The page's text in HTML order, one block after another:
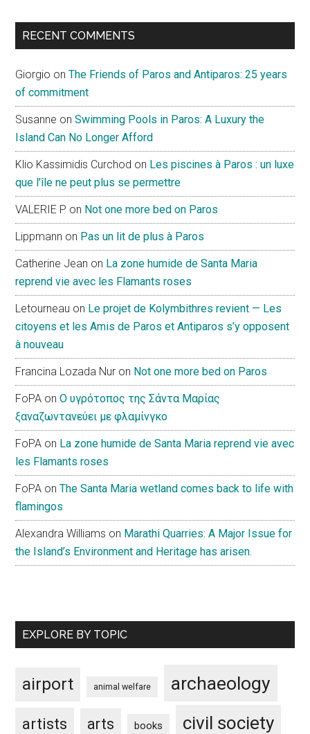
RECENT COMMENTS
Giorgio onThe Friends of Paros and Antiparos: 25 years
of commitment
Susanne onSwimming Pools in Paros: A Luxury the
Island Can No Longer Afford
Klio Kassimidis Curchod on Les piscines à Paros : un luxe
que l’île ne peut plus se permettre
VALERIE P on Not one more bed on Paros
Lippmann on Pas un lit de plus à Paros
Catherine Jean on La zone humide de Santa Maria
reprend vie avec les Flamants roses
Letourneau on Le projet de Kolymbithres revient — Les
citoyens et les Amis de Paros et Antiparos s’y opposent
à nouveau
Francina Lozada Nur on Not one more bed on Paros
FoPA onΟ υγρότοπος της Σάντα Μαρίας
ξαναζωντανεύει με φλαμίνγκο
FoPA on La zone humide de Santa Maria reprend vie avec
les Flamants roses
FoPA onThe Santa Maria wetland comes back to life with
flamingos
Alexandra Williams on Marathi Quarries: A Major Issue for
the Island’s Environment and Heritage has arisen.
EXPLORE BY TOPIC
airport animal welfare archaeology
artists arts books civil society